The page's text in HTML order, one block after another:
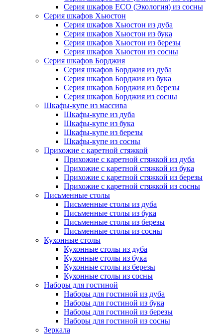
Серия шкафов ECO (Экология) из сосны
Серия шкафов Хьюстон
Серия шкафов Хьюстон из дуба
Серия шкафов Хьюстон из бука
Серия шкафов Хьюстон из березы
Серия шкафов Хьюстон из сосны
Серия шкафов Борджия
Серия шкафов Борджия из дуба
Серия шкафов Борджия из бука
Серия шкафов Борджия из березы
Серия шкафов Борджия из сосны
Шкафы-купе из массива
Шкафы-купе из дуба
Шкафы-купе из бука
Шкафы-купе из березы
Шкафы-купе из сосны
Прихожие с каретной стяжкой
Прихожие с каретной стяжкой из дуба
Прихожие с каретной стяжкой из бука
Прихожие с каретной стяжкой из березы
Прихожие с каретной стяжкой из сосны
Письменные столы
Письменные столы из дуба
Письменные столы из бука
Письменные столы из березы
Письменные столы из сосны
Кухонные столы
Кухонные столы из дуба
Кухонные столы из бука
Кухонные столы из березы
Кухонные столы из сосны
Наборы для гостиной
Наборы для гостиной из дуба
Наборы для гостиной из бука
Наборы для гостиной из березы
Наборы для гостиной из сосны
Зеркала